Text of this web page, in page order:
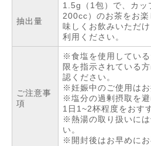
抽出量
1.5g（1包）で、カッ
200cc）のお茶をお
味しくお飲みいただ
利用ください。
ご注意事
項
※食塩を使用してい
限を指示されている
認ください。
※妊娠中のご使用はお
※塩分の過剰摂取を
1日1~2杯程度をおす
※熱湯の取り扱いに
い。
※開封後はお早めにお